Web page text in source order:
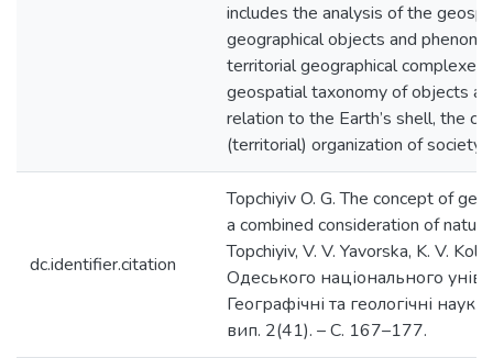
includes the analysis of the
geographical objects and
territorial geographical complexes
geospatial taxonomy of objects
relation to the Earth’s shell, the
(territorial) organization of society.
dc.identifier.citation
Topchiyiv O. G. The concept of
a combined consideration of
Topchiyiv, V. V. Yavorska, K. V.
Одеського національного
Географічні та геологічні
вип. 2(41). – С. 167–177.